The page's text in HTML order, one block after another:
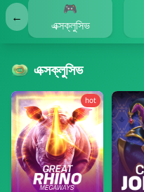
←
🎮
এক্সক্লুসিভ
এক্সক্লুসিভ
hot